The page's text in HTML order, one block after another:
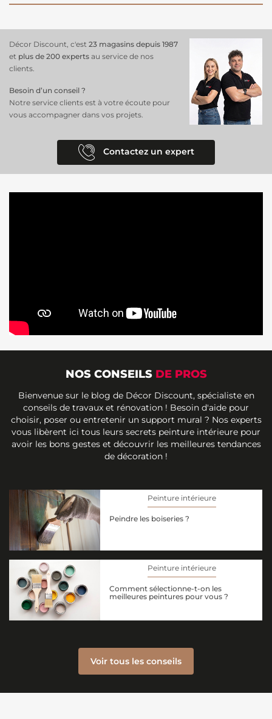
Décor Discount, c'est 23 magasins depuis 1987
et plus de 200 experts au service de nos
clients.
Besoin d’un conseil ?
Notre service clients est à votre écoute pour
vous accompagner dans vos projets.
Contactez un expert
NOS CONSEILS DE PROS
Bienvenue sur le blog de Décor Discount, spécialiste en
conseils de travaux et rénovation ! Besoin d'aide pour
choisir, poser ou entretenir un support mural ? Nos experts
vous libèrent ici tous leurs secrets peinture intérieure pour
avoir les bons gestes et découvrir les meilleures tendances
de décoration !
Peinture intérieure
Peindre les boiseries ?
Peinture intérieure
Comment sélectionne-t-on les
meilleures peintures pour vous ?
Voir tous les conseils